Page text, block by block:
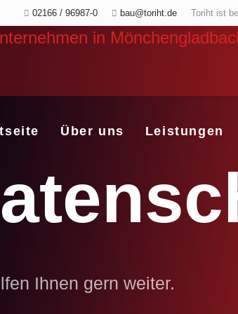
02166 / 96987-0 bau@toriht.de Toriht ist
Über uns Leistungen
Ihnen gern weiter.